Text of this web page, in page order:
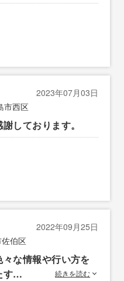
2023年07月03日
市西区
しております。
2022年09月25日
伯区
な情報や行い方を
す…
続きを読む